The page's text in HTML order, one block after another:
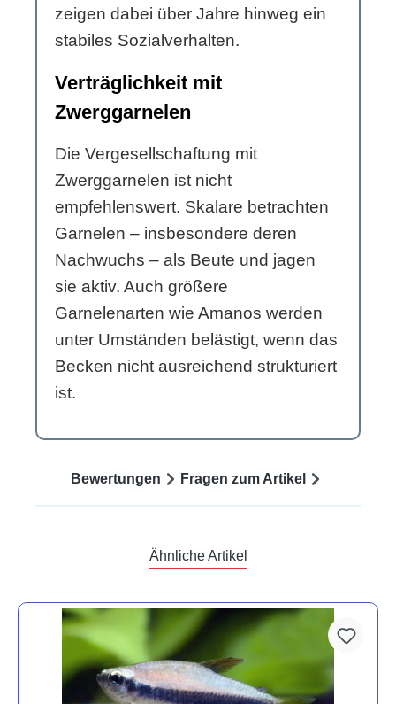
zeigen dabei über Jahre hinweg ein
stabiles Sozialverhalten.
Verträglichkeit mit
Zwerggarnelen
Die Vergesellschaftung mit
Zwerggarnelen ist nicht
empfehlenswert. Skalare betrachten
Garnelen – insbesondere deren
Nachwuchs – als Beute und jagen
sie aktiv. Auch größere
Garnelenarten wie Amanos werden
unter Umständen belästigt, wenn das
Becken nicht ausreichend strukturiert
ist.
Bewertungen Fragen zum Artikel
Ähnliche Artikel